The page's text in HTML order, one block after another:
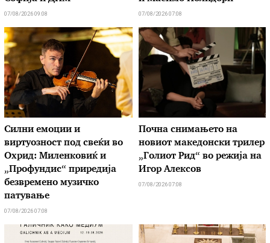
07/08/2026 09:08 07/08/2026 07:08
Силни емоции и
виртуозност под свеќи во
Охрид: Миленковиќ и
„Профундис“ приредија
безвремено музичко
патување
07/08/2026 07:08
Почна снимањето на
новиот македонски трилер
„Голиот Рид“ во режија на
Игор Алексов
07/08/2026 07:08